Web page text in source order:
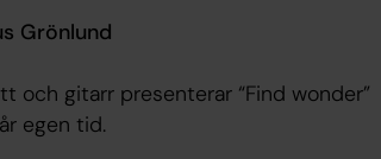
Grönlund
och gitarr presenterar “Find wonder”
egen tid.